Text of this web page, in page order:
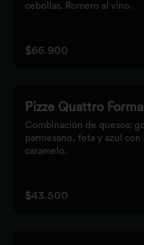
cebollas. Romero al vino.
$66.900
Pizze Quattro
Combinación de quesos:
parmesano, feta y azul con
caramelo.
$43.500